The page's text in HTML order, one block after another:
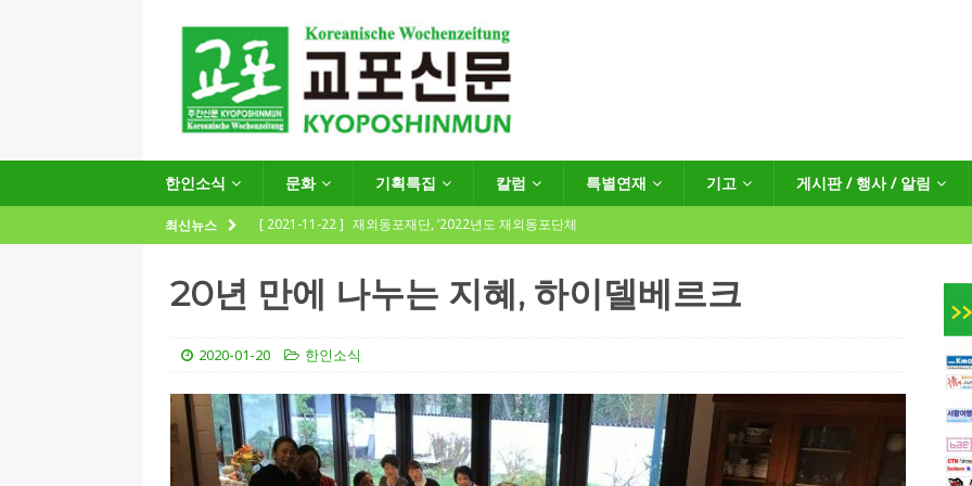
한인소식 문화 기획특집 칼럼 특별연재 기고 게시판 / 행사 / 알림
최신뉴스 [ 2021-11-22 ] 재외동포재단, ‘2022년도 재외동포단체
[ 2021-09-24 ] 함부르크한인회
(12.14일 기준)
게시판 / 행사 / 알림
[ 2026-07-27 ] “재독동포와 함께하는 재독일한인체육회로 거듭나겠습니다”
한인소식
[ 2026-07-27 ]
KIST 유럽연구소 30돌…“한-EU 협력 ‘가교’ 넘어 혁신 거점으로” 한인소식
20년 만에 나누는 지혜, 하이델베르크
2020-01-20 한인소식